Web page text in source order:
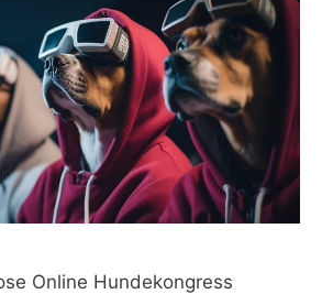
Online Hundekongress